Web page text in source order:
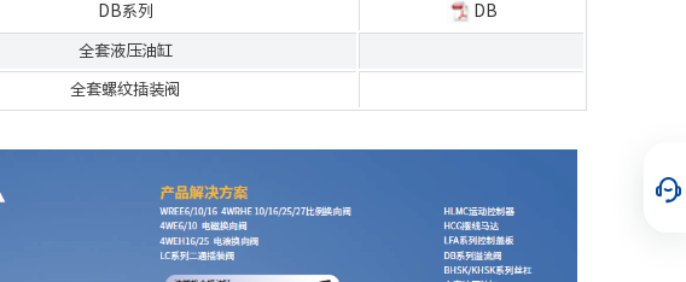
DB系列 DB
全套液压油缸
全套螺纹插装阀